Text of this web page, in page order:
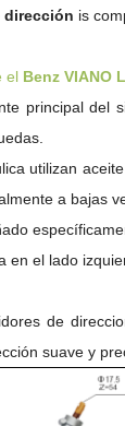
dirección is
el Benz VIANO
principal del
utilizan
a bajas
en el lado
de
suave y